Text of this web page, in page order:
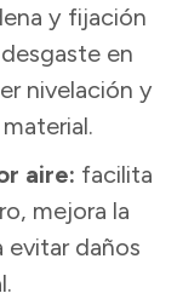
y fijación
en
nivelación y
aire: facilita
mejora la
evitar daños